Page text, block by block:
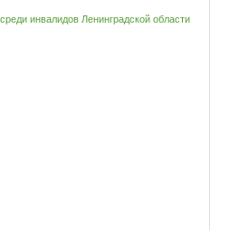
инвалидов Ленинградской области